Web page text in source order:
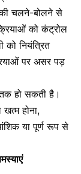
की चलने-बोलने से
को कंट्रोल
को नियंत्रित
पर असर पड़
तक हो सकती है।
होना,
या पूर्ण रूप से